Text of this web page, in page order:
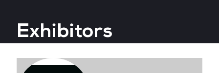
Devops Live
Cloud & Cyber Security
Exhibitors